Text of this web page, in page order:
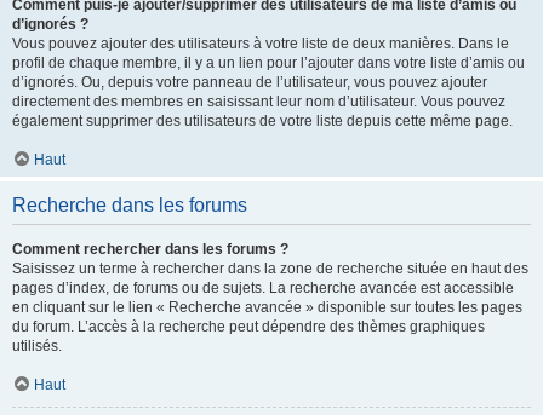
Comment puis-je ajouter/supprimer des utilisateurs de ma liste d’amis ou
d’ignorés ?
Vous pouvez ajouter des utilisateurs à votre liste de deux manières. Dans le
profil de chaque membre, il y a un lien pour l’ajouter dans votre liste d’amis ou
d’ignorés. Ou, depuis votre panneau de l’utilisateur, vous pouvez ajouter
directement des membres en saisissant leur nom d’utilisateur. Vous pouvez
également supprimer des utilisateurs de votre liste depuis cette même page.
Haut
Recherche dans les forums
Comment rechercher dans les forums ?
Saisissez un terme à rechercher dans la zone de recherche située en haut des
pages d’index, de forums ou de sujets. La recherche avancée est accessible
en cliquant sur le lien « Recherche avancée » disponible sur toutes les pages
du forum. L’accès à la recherche peut dépendre des thèmes graphiques
utilisés.
Haut